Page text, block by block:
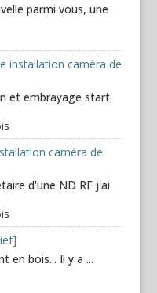
parmi vous, une
installation caméra de
et embrayage start
caméra de
d'une ND RF j'ai
en bois... Il y a ...